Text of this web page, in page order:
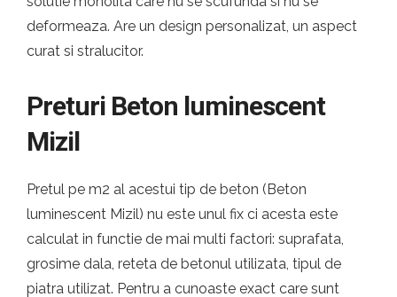
deformeaza. Are un design personalizat, un aspect
curat si stralucitor.
Preturi Beton luminescent
Mizil
Pretul pe m2 al acestui tip de beton (Beton
luminescent Mizil) nu este unul fix ci acesta este
calculat in functie de mai multi factori: suprafata,
grosime dala, reteta de betonul utilizata, tipul de
piatra utilizat. Pentru a cunoaste exact care sunt